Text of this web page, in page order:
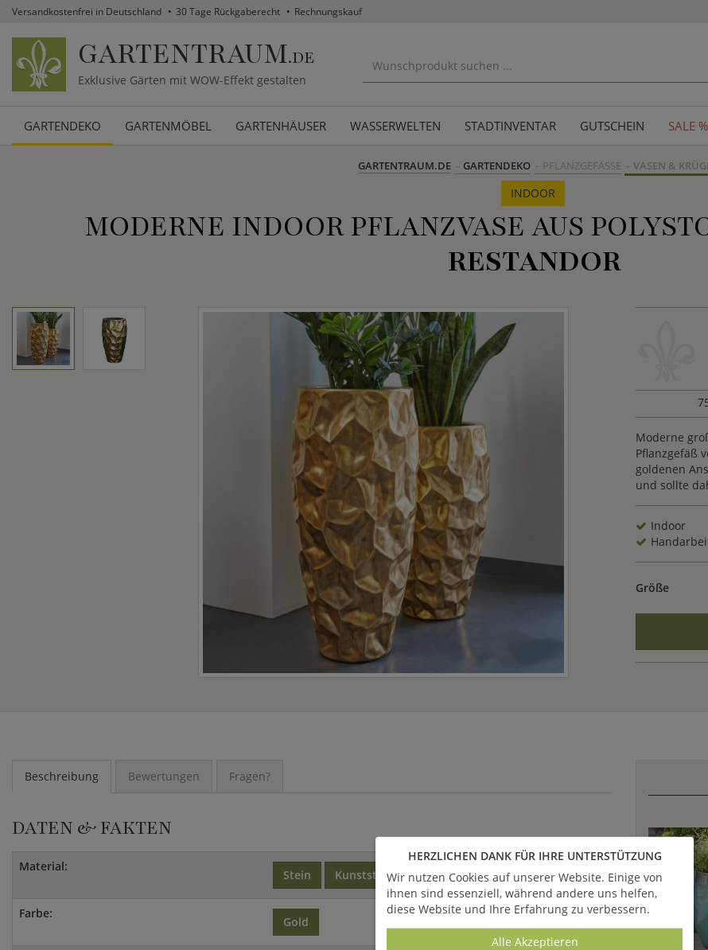
Versandkostenfrei in Deutschland 30 Tage Rückgaberecht Rechnungskauf
GARTENTRAUM.DE
Exklusive Gärten mit WOW-Effekt gestalten
GARTENDEKO GARTENMÖBEL GARTENHÄUSER WASSERWELTEN STADTINVENTAR GUTSCHEIN SALE %
GARTENTRAUM.DE GARTENDEKO PFLANZGEFÄSSE VASEN &
INDOOR
MODERNE INDOOR PFLANZVASE AUS
RESTANDOR
Moderne
Pflanzgefäß
goldenen
und sollte
Indoor
Größe
Beschreibung Bewertungen Fragen?
DATEN & FAKTEN
Material:
Stein Kunststoff Polystone
Farbe:
Gold
HERZLICHEN DANK FÜR IHRE UNTERSTÜTZUNG
Wir nutzen Cookies auf unserer Website. Einige von
ihnen sind essenziell, während andere uns helfen,
diese Website und Ihre Erfahrung zu verbessern.
Alle Akzeptieren